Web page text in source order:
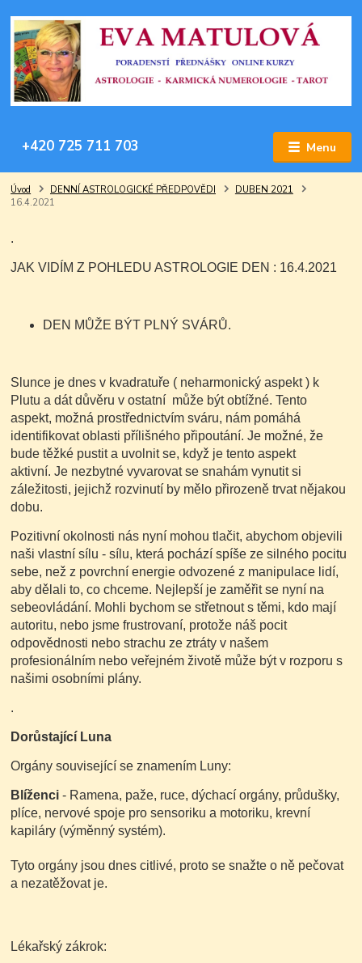
Menu
+420 725 711 703
Úvod DENNÍ ASTROLOGICKÉ PŘEDPOVĚDI
DUBEN 2021
16.4.2021
.
JAK VIDÍM Z POHLEDU ASTROLOGIE DEN : 16.4.2021
DEN MŮŽE BÝT PLNÝ SVÁRŮ.
Slunce je dnes v kvadratuře ( neharmonický aspekt ) k
Plutu a dát důvěru v ostatní může být obtížné. Tento
aspekt, možná prostřednictvím sváru, nám pomáhá
identifikovat oblasti přílišného připoutání. Je možné, že
bude těžké pustit a uvolnit se, když je tento aspekt
aktivní. Je nezbytné vyvarovat se snahám vynutit si
záležitosti, jejichž rozvinutí by mělo přirozeně trvat nějakou
dobu.
Pozitivní okolnosti nás nyní mohou tlačit, abychom objevili
naši vlastní sílu - sílu, která pochází spíše ze silného pocitu
sebe, než z povrchní energie odvozené z manipulace lidí,
aby dělali to, co chceme. Nejlepší je zaměřit se nyní na
sebeovládání. Mohli bychom se střetnout s těmi, kdo mají
autoritu, nebo jsme frustrovaní, protože náš pocit
odpovědnosti nebo strachu ze ztráty v našem
profesionálním nebo veřejném životě může být v rozporu s
našimi osobními plány.
.
Dorůstající Luna
Orgány související se znamením Luny:
Blíženci - Ramena, paže, ruce, dýchací orgány, průdušky,
plíce, nervové spoje pro sensoriku a motoriku, krevní
kapiláry (výměnný systém).
Tyto orgány jsou dnes citlivé, proto se snažte o ně pečovat
a nezatěžovat je.
Lékařský zákrok: